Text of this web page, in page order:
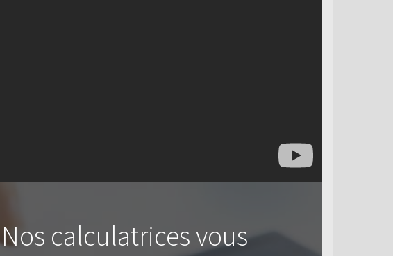
Nos calculatrices vous